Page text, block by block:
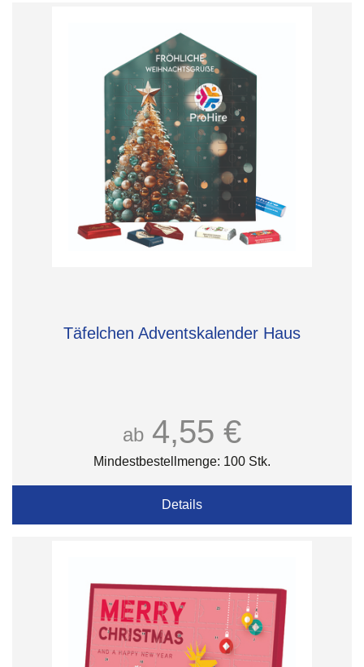
Täfelchen Adventskalender Haus
ab 4,55 €
Mindestbestellmenge: 100 Stk.
Details